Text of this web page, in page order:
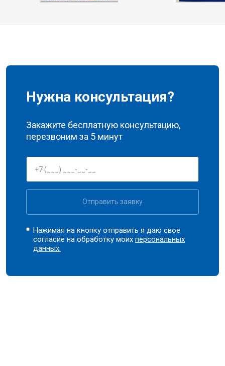
Нужна консультация?
Закажите бесплатную консультацию,
перезвоним за 5 минут
Отправить заявку
Нажимая на кнопку отправить я даю свое
согласие на обработку моихперсональных
данных.